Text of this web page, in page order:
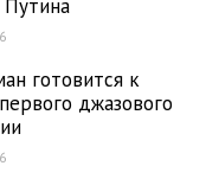
готовится к
джазового